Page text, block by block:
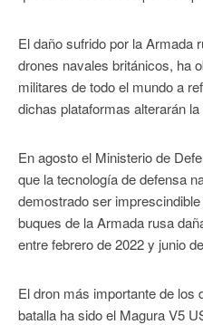
El daño sufrido por la Armada
drones navales británicos, ha
militares de todo el mundo a
dichas plataformas alterarán
En agosto el Ministerio de
que la tecnología de defensa
demostrado ser
buques de la Armada rusa
entre febrero de 2022 y junio
El dron más importante de los
batalla ha sido el Magura V5